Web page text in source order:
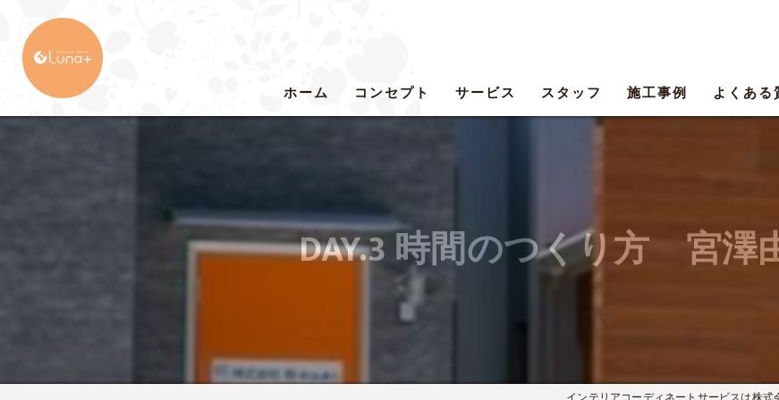
ホーム コンセプト サービス スタッフ 施工事例 よくある
DAY.3 時間のつくり方 宮澤